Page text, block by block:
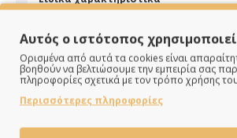
Αυτός ο ιστότοπος
Ορισμένα από αυτά τα cookies είναι
βοηθούν να βελτιώσουμε την εμπειρία σας
πληροφορίες σχετικά με τον τρόπο χρήσης
Περισσότερες πληροφορίες